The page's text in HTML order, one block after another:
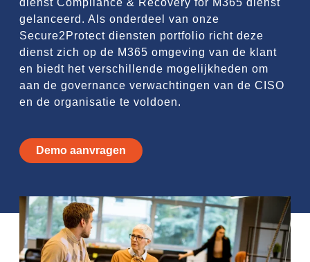
dienst Compliance & Recovery for M365 dienst
gelanceerd. Als onderdeel van onze
Secure2Protect diensten portfolio richt deze
dienst zich op de M365 omgeving van de klant
en biedt het verschillende mogelijkheden om
aan de governance verwachtingen van de CISO
en de organisatie te voldoen.
Demo aanvragen